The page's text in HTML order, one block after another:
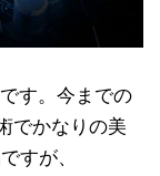
す。今までの
でかなりの美
すが、